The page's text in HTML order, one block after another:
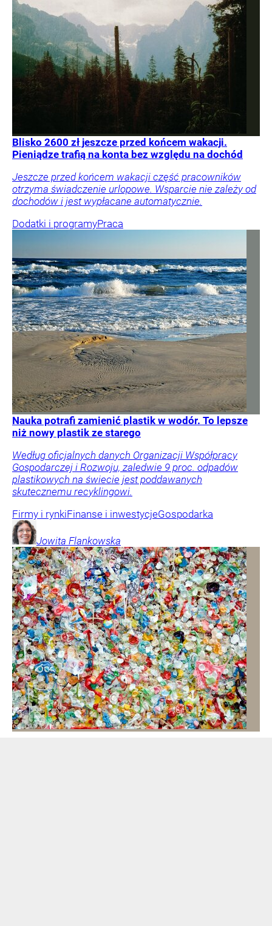
Blisko 2600 zł jeszcze przed końcem wakacji.
Pieniądze trafią na konta bez względu na dochód
Jeszcze przed końcem wakacji część pracowników
otrzyma świadczenie urlopowe. Wsparcie nie zależy od
dochodów i jest wypłacane automatycznie.
Dodatki i programyPraca
Nauka potrafi zamienić plastik w wodór. To lepsze
niż nowy plastik ze starego
Według oficjalnych danych Organizacji Współpracy
Gospodarczej i Rozwoju, zaledwie 9 proc. odpadów
plastikowych na świecie jest poddawanych
skutecznemu recyklingowi.
Firmy i rynkiFinanse i inwestycjeGospodarka
Jowita Flankowska